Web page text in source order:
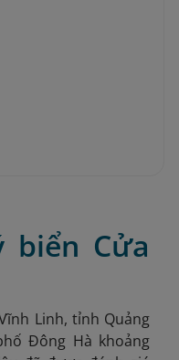
Cửa
Linh, tỉnh Quảng
Đông Hà khoảng